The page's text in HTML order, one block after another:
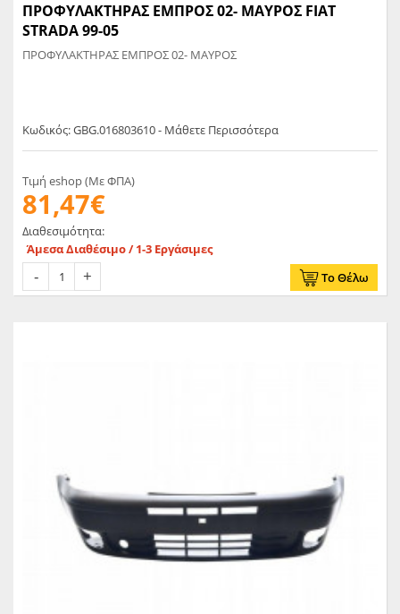
ΠΡΟΦΥΛΑΚΤΗΡΑΣ ΕΜΠΡΟΣ 02- ΜΑΥΡΟΣ FIAT
STRADA 99-05
ΠΡΟΦΥΛΑΚΤΗΡΑΣ ΕΜΠΡΟΣ 02- ΜΑΥΡΟΣ
Κωδικός: GBG.016803610 - Μάθετε Περισσότερα
Τιμή eshop (Με ΦΠΑ)
81,47€
Διαθεσιμότητα:
Άμεσα Διαθέσιμο / 1-3 Εργάσιμες
Το Θέλω